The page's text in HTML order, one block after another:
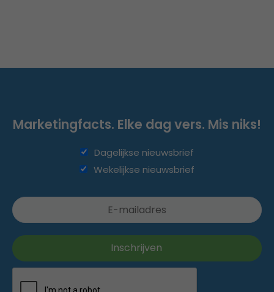
Marketingfacts. Elke dag vers. Mis niks!
Dagelijkse nieuwsbrief
Wekelijkse nieuwsbrief